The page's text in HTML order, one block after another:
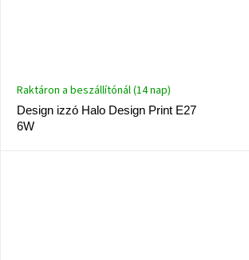
Design izzó Halo Design Print E27
6W
Raktáron a beszállítónál (14 nap)